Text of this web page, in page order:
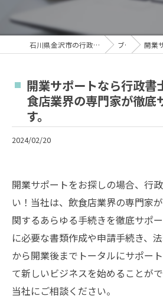
石川県金沢市の行政書士なら行政書士高見裕樹事務所 ブログ 開業サポート
開業サポートなら行政書
食店業界の専門家が徹底
す。
2024/02/20
開業サポートをお探しの場合、行
い！当社は、飲食店業界の専門家
関するあらゆる手続きを徹底サポ
に必要な書類作成や申請手続き、
から開業後までトータルにサポー
て新しいビジネスを始めることがで
当社にご相談ください。